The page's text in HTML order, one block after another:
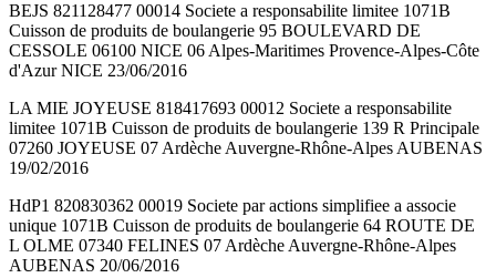
BEJS 821128477 00014 Societe a responsabilite limitee 1071B
Cuisson de produits de boulangerie 95 BOULEVARD DE
CESSOLE 06100 NICE 06 Alpes-Maritimes Provence-Alpes-Côte
d'Azur NICE 23/06/2016
LA MIE JOYEUSE 818417693 00012 Societe a responsabilite
limitee 1071B Cuisson de produits de boulangerie 139 R Principale
07260 JOYEUSE 07 Ardèche Auvergne-Rhône-Alpes AUBENAS
19/02/2016
HdP1 820830362 00019 Societe par actions simplifiee a associe
unique 1071B Cuisson de produits de boulangerie 64 ROUTE DE
L OLME 07340 FELINES 07 Ardèche Auvergne-Rhône-Alpes
AUBENAS 20/06/2016